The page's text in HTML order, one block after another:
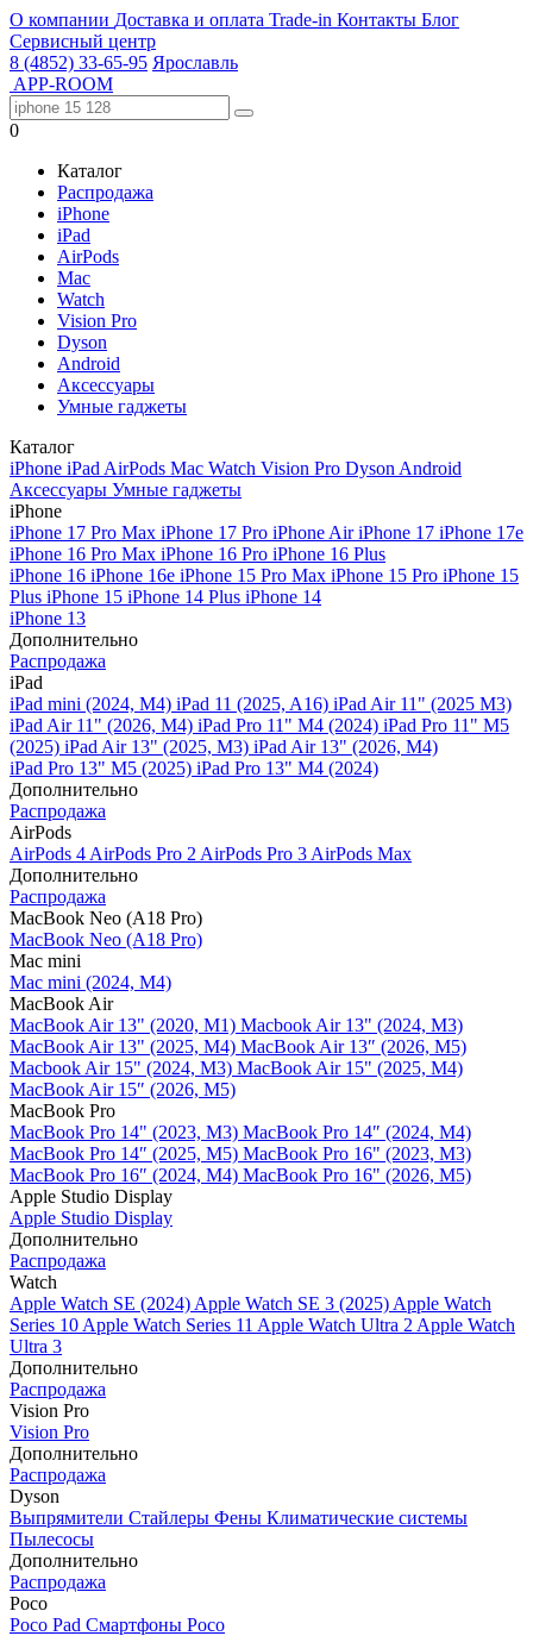
О компании Доставка и оплата Trade-in Контакты Блог
Сервисный центр
8 (4852) 33-65-95 Ярославль
APP-ROOM
0
Каталог
Распродажа
iPhone
iPad
AirPods
Mac
Watch
Vision Pro
Dyson
Android
Аксессуары
Умные гаджеты
Каталог
iPhone iPad AirPods Mac Watch Vision Pro Dyson Android
Аксессуары Умные гаджеты
iPhone
iPhone 17 Pro Max iPhone 17 Pro iPhone AiriPhone 17 iPhone 17e
iPhone 16 Pro Max iPhone 16 Pro iPhone 16 Plus
iPhone 16 iPhone 16e iPhone 15 Pro Max iPhone 15 Pro iPhone 15
Plus iPhone 15 iPhone 14 Plus iPhone 14
iPhone 13
Дополнительно
Распродажа
iPad
iPad mini (2024, M4) iPad 11 (2025, A16) iPad Air 11" (2025 M3)
iPad Air 11" (2026, M4) iPad Pro 11" M4 (2024) iPad Pro 11" M5
(2025) iPad Air 13" (2025, M3) iPad Air 13" (2026, M4)
iPad Pro 13" M5 (2025) iPad Pro 13" M4 (2024)
Дополнительно
Распродажа
AirPods
AirPods 4 AirPods Pro 2 AirPods Pro 3 AirPods Max
Дополнительно
Распродажа
MacBook Neo (A18 Pro)
MacBook Neo (A18 Pro)
Mac mini
Mac mini (2024, M4)
MacBook Air
MacBook Air 13" (2020, M1) Macbook Air 13" (2024, M3)
MacBook Air 13" (2025, M4) MacBook Air 13″ (2026, M5)
Macbook Air 15" (2024, M3) MacBook Air 15" (2025, M4)
MacBook Air 15″ (2026, M5)
MacBook Pro
MacBook Pro 14" (2023, M3) MacBook Pro 14″ (2024, M4)
MacBook Pro 14″ (2025, M5) MacBook Pro 16" (2023, M3)
MacBook Pro 16″ (2024, M4) MacBook Pro 16" (2026, M5)
Apple Studio Display
Apple Studio Display
Дополнительно
Распродажа
Watch
Apple Watch SE (2024) Apple Watch SE 3 (2025) Apple Watch
Series 10 Apple Watch Series 11 Apple Watch Ultra 2 Apple Watch
Ultra 3
Дополнительно
Распродажа
Vision Pro
Vision Pro
Дополнительно
Распродажа
Dyson
Выпрямители Стайлеры Фены Климатические системы
Пылесосы
Дополнительно
Распродажа
Poco
Poco Pad Смартфоны Poco